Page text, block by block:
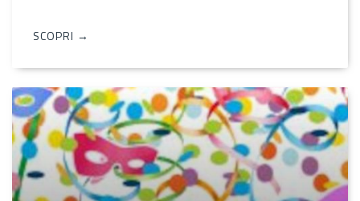
SCOPRI →